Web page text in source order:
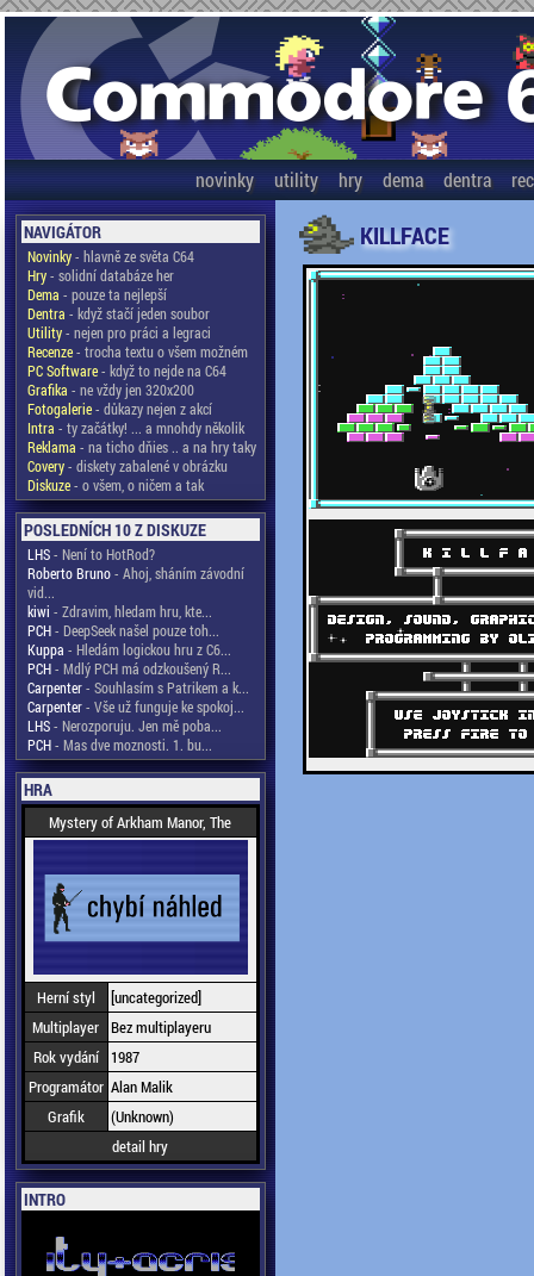
novinky utility hry dema dentra
NAVIGÁTOR
Novinky- hlavně ze světa C64
Hry- solidní databáze her
Dema - pouze ta nejlepší
Dentra - když stačí jeden soubor
Utility- nejen pro práci a legraci
Recenze- trocha textu o všem možném
PC Software- když to nejde na C64
Grafika - ne vždy jen 320x200
Fotogalerie- důkazy nejen z akcí
Intra - ty začátky! ... a mnohdy několik
Reklama - na ticho dňies .. a na hry taky
Covery- diskety zabalené v obrázku
Diskuze- o všem, o ničem a tak
POSLEDNÍCH 10 Z DISKUZE
LHS- Není to HotRod?
Roberto Bruno- Ahoj, sháním závodní
vid...
kiwi - Zdravim, hledam hru, kte...
PCH- DeepSeek našel pouze toh...
Kuppa - Hledám logickou hru z C6...
PCH- Mdlý PCH má odzkoušený R...
Carpenter- Souhlasím s Patrikem a k...
Carpenter- Vše už funguje ke spokoj...
LHS- Nerozporuju. Jen mě poba...
PCH- Mas dve moznosti. 1. bu...
HRA
Mystery of Arkham Manor, The
Herní styl
[uncategorized]
Multiplayer Bez multiplayeru
Rok vydání
1987
Programátor Alan Malik
Grafik
(Unknown)
detail hry
INTRO
KILLFACE